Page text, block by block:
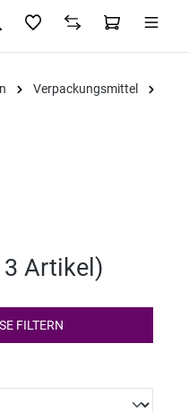
Verpackungsmittel
Artikel )
FILTERN